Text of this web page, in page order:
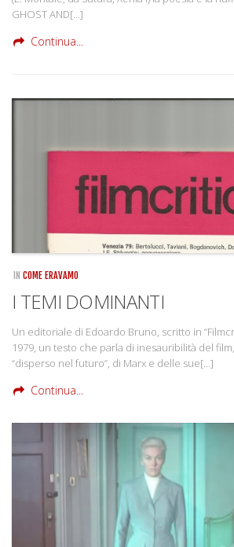
GHOST AND[…]
Continua...
IN COME ERAVAMO
I TEMI DOMINANTI
Un editoriale di Edoardo Bruno, scritto in
1979, un testo che parla di inesauribilità del
“disperso nel futuro”, di Marx e delle sue[…]
Continua...